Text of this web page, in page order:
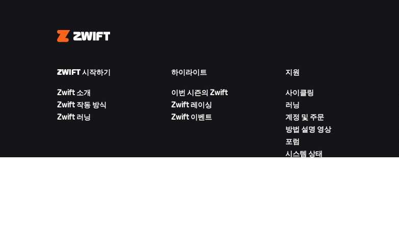
Zwift
ZWIFT 시작하기
Zwift 소개
Zwift 작동 방식
Zwift 러닝
하이라이트
이번 시즌의 Zwift
Zwift 레이싱
Zwift 이벤트
지원
사이클링
러닝
계정 및 주문
방법 설명 영상
포럼
시스템 상태